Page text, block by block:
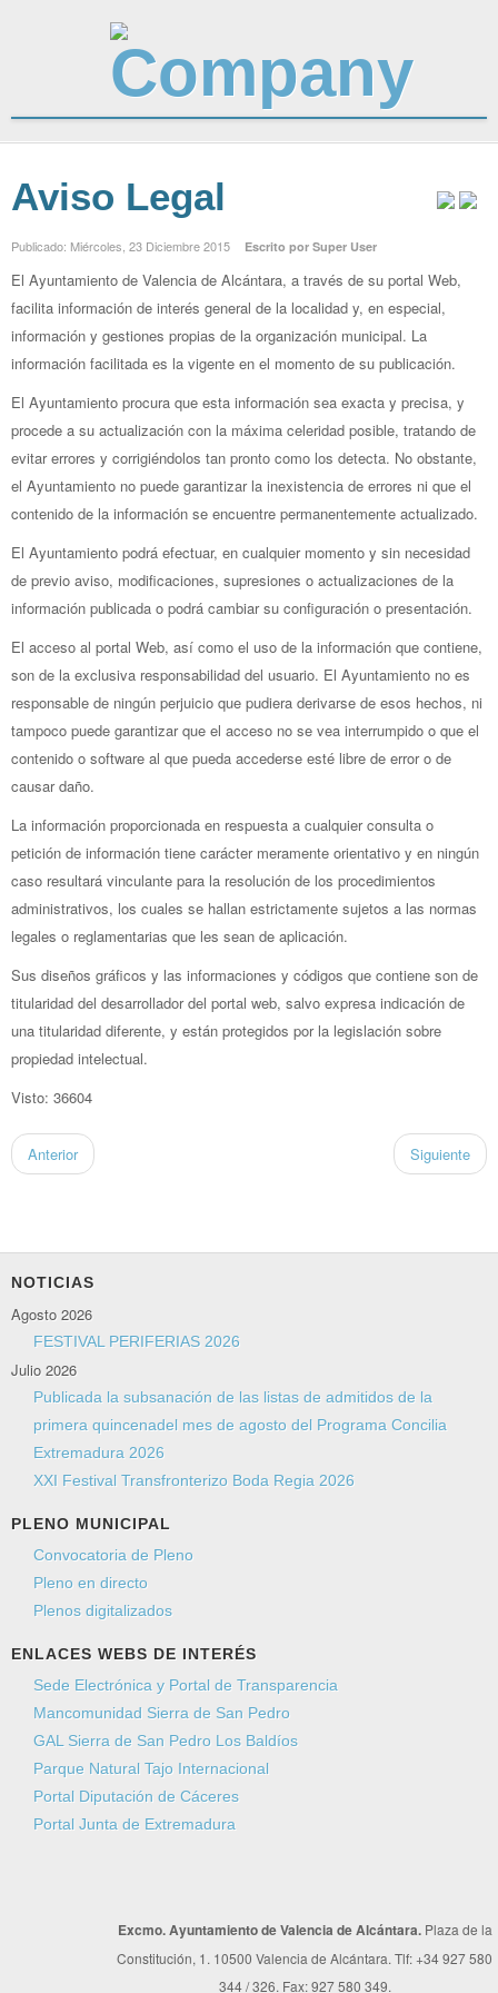
Aviso Legal
Publicado: Miércoles, 23 Diciembre 2015 Escrito por Super User
El Ayuntamiento de Valencia de Alcántara, a través de su portal Web,
facilita información de interés general de la localidad y, en especial,
información y gestiones propias de la organización municipal. La
información facilitada es la vigente en el momento de su publicación.
El Ayuntamiento procura que esta información sea exacta y precisa, y
procede a su actualización con la máxima celeridad posible, tratando de
evitar errores y corrigiéndolos tan pronto como los detecta. No obstante,
el Ayuntamiento no puede garantizar la inexistencia de errores ni que el
contenido de la información se encuentre permanentemente actualizado.
El Ayuntamiento podrá efectuar, en cualquier momento y sin necesidad
de previo aviso, modificaciones, supresiones o actualizaciones de la
información publicada o podrá cambiar su configuración o presentación.
El acceso al portal Web, así como el uso de la información que contiene,
son de la exclusiva responsabilidad del usuario. El Ayuntamiento no es
responsable de ningún perjuicio que pudiera derivarse de esos hechos, ni
tampoco puede garantizar que el acceso no se vea interrumpido o que el
contenido o software al que pueda accederse esté libre de error o de
causar daño.
La información proporcionada en respuesta a cualquier consulta o
petición de información tiene carácter meramente orientativo y en ningún
caso resultará vinculante para la resolución de los procedimientos
administrativos, los cuales se hallan estrictamente sujetos a las normas
legales o reglamentarias que les sean de aplicación.
Sus diseños gráficos y las informaciones y códigos que contiene son de
titularidad del desarrollador del portal web, salvo expresa indicación de
una titularidad diferente, y están protegidos por la legislación sobre
propiedad intelectual.
Visto: 36604
Anterior Siguiente
NOTICIAS
Agosto 2026
FESTIVAL PERIFERIAS 2026
Julio 2026
Publicada la subsanación de las listas de admitidos de la
primera quincenadel mes de agosto del Programa Concilia
Extremadura 2026
XXI Festival Transfronterizo Boda Regia 2026
PLENO MUNICIPAL
Convocatoria de Pleno
Pleno en directo
Plenos digitalizados
ENLACES WEBS DE INTERÉS
Sede Electrónica y Portal de Transparencia
Mancomunidad Sierra de San Pedro
GAL Sierra de San Pedro Los Baldíos
Parque Natural Tajo Internacional
Portal Diputación de Cáceres
Portal Junta de Extremadura
Excmo. Ayuntamiento de Valencia de Alcántara. Plaza de la
Constitución, 1. 10500 Valencia de Alcántara. Tlf: +34 927 580
344 / 326. Fax: 927 580 349.